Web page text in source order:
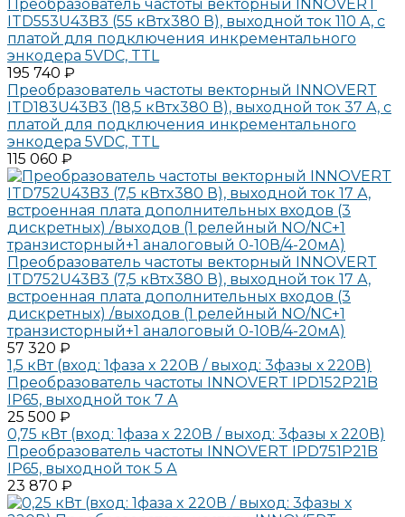
Преобразователь частоты векторный INNOVERT
ITD553U43B3 (55 кВтx380 В), выходной ток 110 А, с
платой для подключения инкрементального
энкодера 5VDC, TTL
195 740 ₽
Преобразователь частоты векторный INNOVERT
ITD183U43B3 (18,5 кВтx380 В), выходной ток 37 А, с
платой для подключения инкрементального
энкодера 5VDC, TTL
115 060 ₽
Преобразователь частоты векторный INNOVERT
ITD752U43B3 (7,5 кВтx380 В), выходной ток 17 А,
встроенная плата дополнительных входов (3
дискретных) /выходов (1 релейный NO/NC+1
транзисторный+1 аналоговый 0-10В/4-20мА)
57 320 ₽
1,5 кВт (вход: 1фаза x 220В / выход: 3фазы х 220В)
Преобразователь частоты INNOVERT IPD152P21B
IP65, выходной ток 7 А
25 500 ₽
0,75 кВт (вход: 1фаза x 220В / выход: 3фазы х 220В)
Преобразователь частоты INNOVERT IPD751P21B
IP65, выходной ток 5 А
23 870 ₽